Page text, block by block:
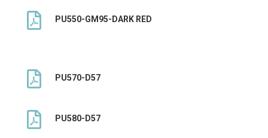
 PU550-GM95-DARK RED
 PU570-D57
 PU580-D57